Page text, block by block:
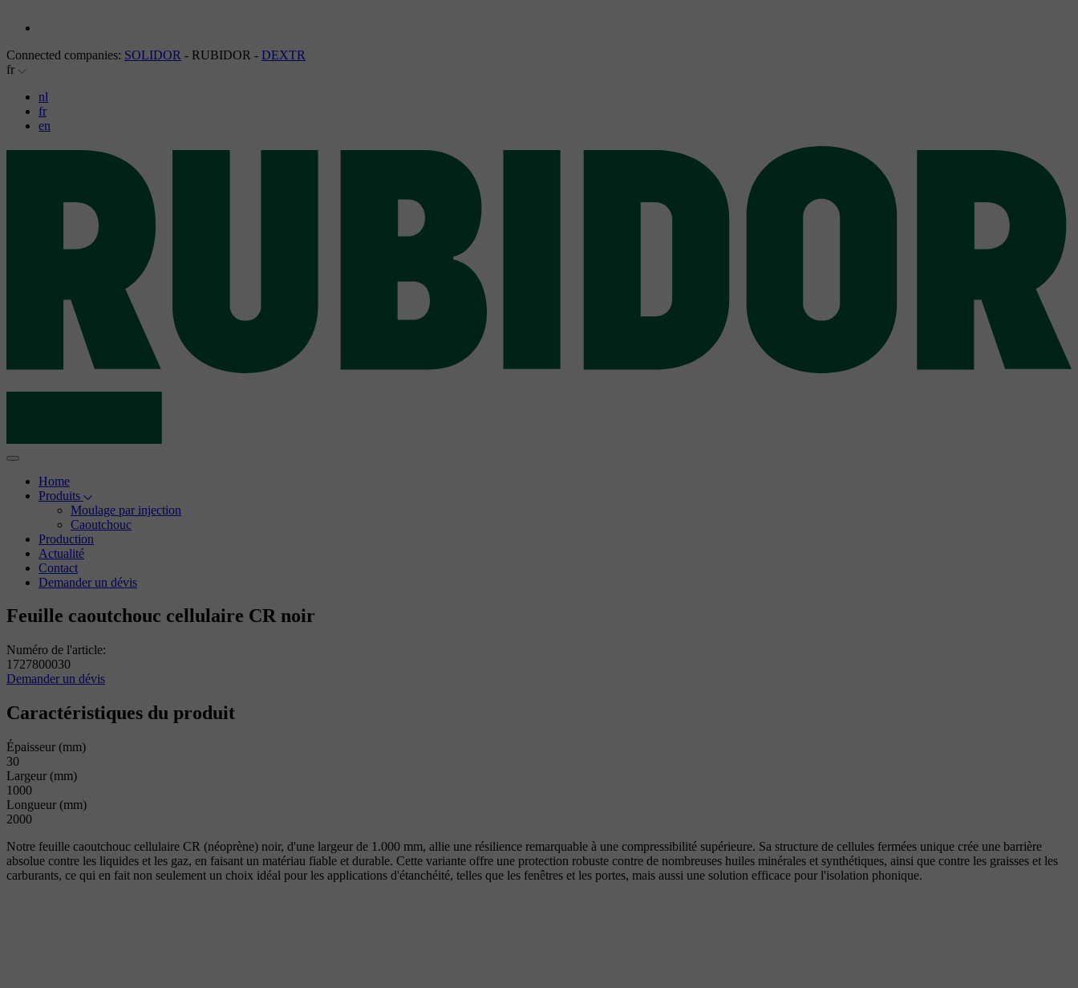
Connected companies: SOLIDOR - RUBIDOR - DEXTR
fr
nl
fr
en
Home
Produits
Moulage par injection
Caoutchouc
Production
Actualité
Contact
Demander un dévis
Feuille caoutchouc cellulaire CR noir
Numéro de l'article:
1727800030
Demander un dévis
Caractéristiques du produit
Épaisseur (mm)
30
Largeur (mm)
1000
Longueur (mm)
2000
Notre feuille caoutchouc cellulaire CR (néoprène) noir, d'une largeur de 1.000 mm, allie une résilience remarquable à une compressibilité supérieure. Sa structure de cellules fermées unique crée une barrière
absolue contre les liquides et les gaz, en faisant un matériau fiable et durable. Cette variante offre une protection robuste contre de nombreuses huiles minérales et synthétiques, ainsi que contre les graisses et les
carburants, ce qui en fait non seulement un choix idéal pour les applications d'étanchéité, telles que les fenêtres et les portes, mais aussi une solution efficace pour l'isolation phonique.